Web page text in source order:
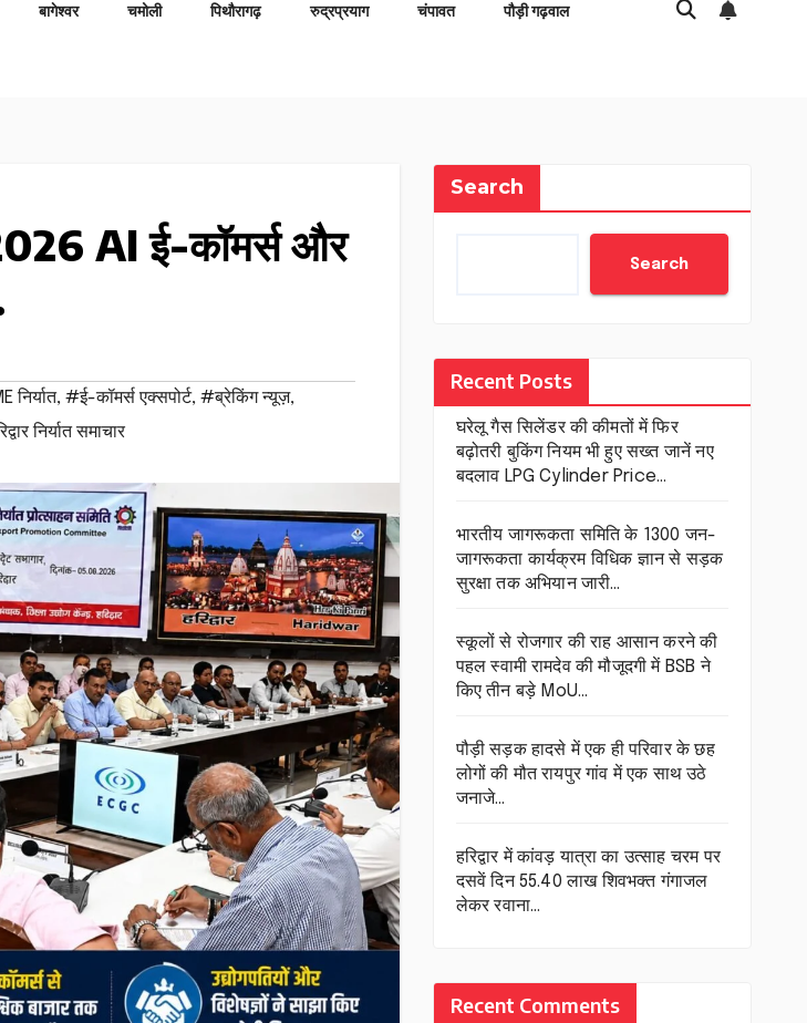
बागेश्वर चमोली पिथौरागढ़ रुद्रप्रयाग चंपावत पौड़ी गढ़वाल
2026 AI ई-कॉमर्स और
निर्यात, #ई-कॉमर्स एक्सपोर्ट, #ब्रेकिंग न्यूज़,
निर्यात समाचार
Search
Search
Recent Posts
घरेलू गैस सिलेंडर की कीमतों में फिर
बढ़ोतरी बुकिंग नियम भी हुए सख्त जानें नए
बदलाव LPG Cylinder Price…
भारतीय जागरूकता समिति के 1300 जन-
जागरूकता कार्यक्रम विधिक ज्ञान से सड़क
सुरक्षा तक अभियान जारी…
स्कूलों से रोजगार की राह आसान करने की
पहल स्वामी रामदेव की मौजूदगी में BSB ने
किए तीन बड़े MoU…
पौड़ी सड़क हादसे में एक ही परिवार के छह
लोगों की मौत रायपुर गांव में एक साथ उठे
जनाजे…
हरिद्वार में कांवड़ यात्रा का उत्साह चरम पर
दसवें दिन 55.40 लाख शिवभक्त गंगाजल
लेकर रवाना…
Recent Comments